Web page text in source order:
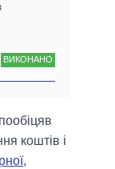
ВИКОНАНО
коштів і
,